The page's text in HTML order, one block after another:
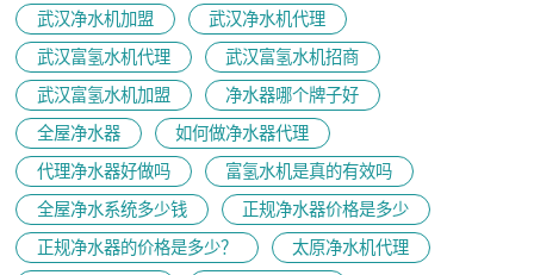
武汉净水机加盟
武汉净水机代理
武汉富氢水机代理
武汉富氢水机招商
武汉富氢水机加盟
净水器哪个牌子好
全屋净水器
如何做净水器代理
代理净水器好做吗
富氢水机是真的有效吗
全屋净水系统多少钱
正规净水器价格是多少
正规净水器的价格是多少？
太原净水机代理